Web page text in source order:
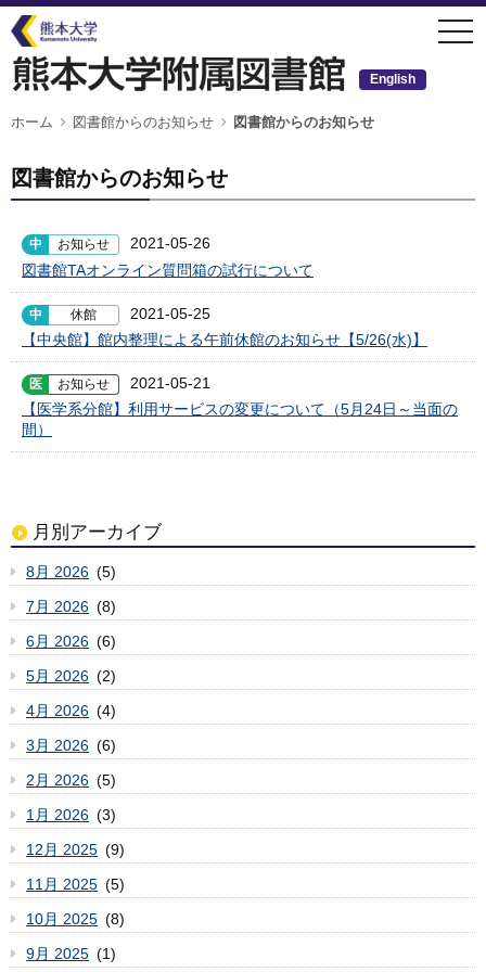
イ
コ
テ
ツ
動
English
パ
ン
ホーム 図書館からのお知らせ 図書館からのお知らせ
図書館からのお知らせ
中 お知らせ
2021-05-26
図書館TAオンライン質問箱の試行について
中 休館
2021-05-25
【中央館】館内整理による午前休館のお知らせ【5/26(水)】
医 お知らせ
2021-05-21
【医学系分館】利用サービスの変更について（5月24日～当面の
間）
月別アーカイブ
8月 2026 (5)
7月 2026 (8)
6月 2026 (6)
5月 2026 (2)
4月 2026 (4)
3月 2026 (6)
2月 2026 (5)
1月 2026 (3)
12月 2025 (9)
11月 2025 (5)
10月 2025 (8)
9月 2025 (1)